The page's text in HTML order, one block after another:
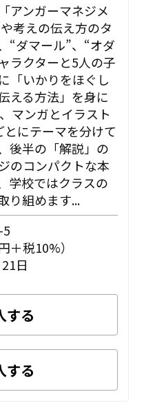
アンガーマネジメ
考えの伝え方のタ
“ダマール”、“オダ
ラクターと5人の子
「いかりをほぐし
える方法」を身に
マンガとイラスト
にテーマを分けて
後半の「解説」の
のコンパクトな本
学校ではクラスの
り組めます...
＋税10%）
日
する
する